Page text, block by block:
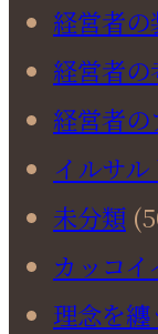
経営者
経営者の
経営者の
イルサ
未分類
カッコ
理念を